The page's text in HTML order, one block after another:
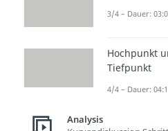
Nach
Studyflix zu
3/4 – Dauer:
Hochpunkt
Tiefpunkt
4/4 – Dauer:
Analysis